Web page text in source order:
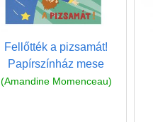
Fellőtték a pizsamát!
Papírszínház mese
(Amandine Momenceau)